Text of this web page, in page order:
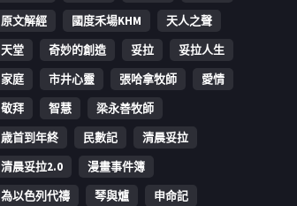
原文解經
國度禾場KHM
天人之聲
天堂
奇妙的創造 妥拉
妥拉人生
家庭
市井心靈 張哈拿牧師
愛情
敬拜
智慧
梁永善牧師
歳首到年終
民數記
清晨妥拉
清晨妥拉2.0
漫畫事件簿
為以色列代禱
琴與爐 申命記